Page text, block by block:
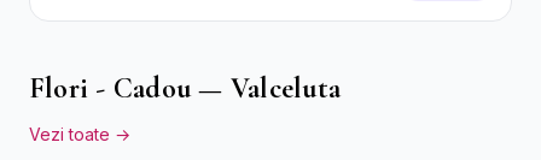
Sezon
Flori - Cadou — Valceluta
Vezi toate →